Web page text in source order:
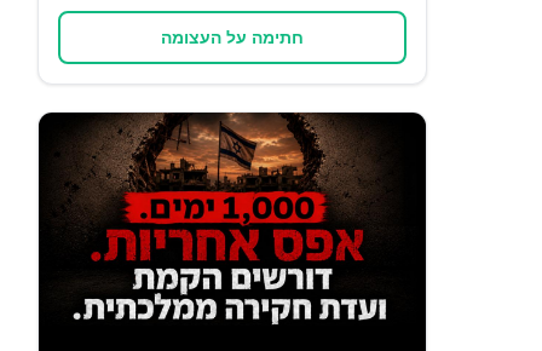
חתימה על העצומה